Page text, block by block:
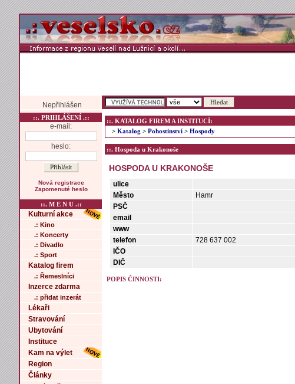
Nepřihlášen
::. PRIHLÁŠENÍ .::
e-mail:
heslo:
Nová registrace
Zapomenuté heslo
::. M E N U .::
Kulturní akce
.: Kino
.: Koncerty
.: Divadlo
.: Sport
Katalog firem
.: Řemeslníci
Inzerce zdarma
.: přidat inzerát
Lékaři
Stravování
Ubytování
Instituce
Kam na výlet
Region
Články
::. KATALOG FIREM A INSTITUCÍ:
> Katalog > Pohostinství > Hospody
::. Hospoda u Krakonoše
HOSPODA U KRAKONOŠE
ulice
Město
Hamr
PSČ
email
www
telefon
728 637 002
IČO
DIČ
POPIS ČINNOSTI: